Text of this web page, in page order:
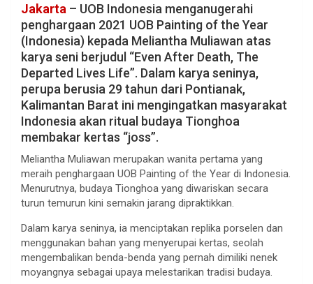
Jakarta – UOB Indonesia menganugerahi
penghargaan 2021 UOB Painting of the Year
(Indonesia) kepada Meliantha Muliawan atas
karya seni berjudul “Even After Death, The
Departed Lives Life”. Dalam karya seninya,
perupa berusia 29 tahun dari Pontianak,
Kalimantan Barat ini mengingatkan masyarakat
Indonesia akan ritual budaya Tionghoa
membakar kertas “joss”.
Meliantha Muliawan merupakan wanita pertama yang
meraih penghargaan UOB Painting of the Year di Indonesia.
Menurutnya, budaya Tionghoa yang diwariskan secara
turun temurun kini semakin jarang dipraktikkan.
Dalam karya seninya, ia menciptakan replika porselen dan
menggunakan bahan yang menyerupai kertas, seolah
mengembalikan benda-benda yang pernah dimiliki nenek
moyangnya sebagai upaya melestarikan tradisi budaya.